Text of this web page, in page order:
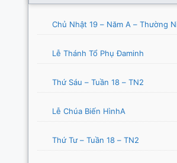
Chủ Nhật 19 – Năm A – Thường
Lễ Thánh Tổ Phụ Đaminh
Thứ Sáu – Tuần 18 – TN2
Lễ Chúa Biến HìnhA
Thứ Tư – Tuần 18 – TN2